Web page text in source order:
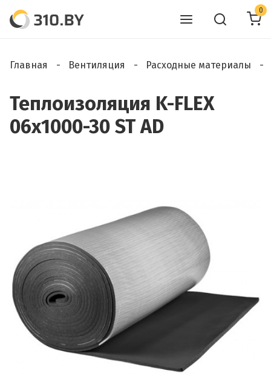
0
Главная Вентиляция Расходные материалы
Теплоизоляция K-FLEX
06х1000-30 ST AD